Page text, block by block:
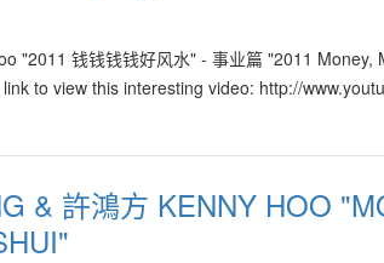
"2011 钱钱钱钱好风水" - 事业篇 "2011
to view this interesting video: http://
& 許鴻方 KENNY HOO